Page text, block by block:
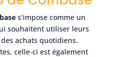
s’impose comme un
souhaitent utiliser leurs
achats quotidiens.
celle-ci est également